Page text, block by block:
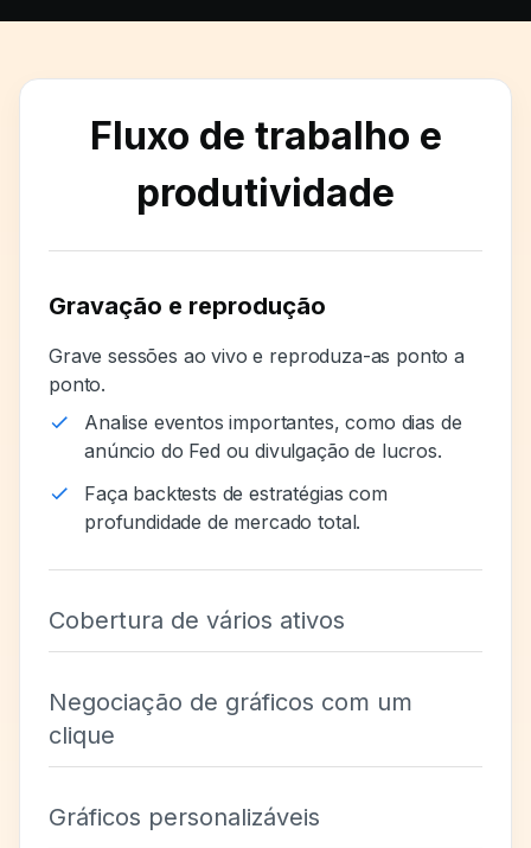
Fluxo de trabalho e
produtividade
Gravação e reprodução
Grave sessões ao vivo e reproduza-as ponto a
ponto.
Analise eventos importantes, como dias de
anúncio do Fed ou divulgação de lucros.
Faça backtests de estratégias com
profundidade de mercado total.
Cobertura de vários ativos
Negociação de gráficos com um
clique
Gráficos personalizáveis